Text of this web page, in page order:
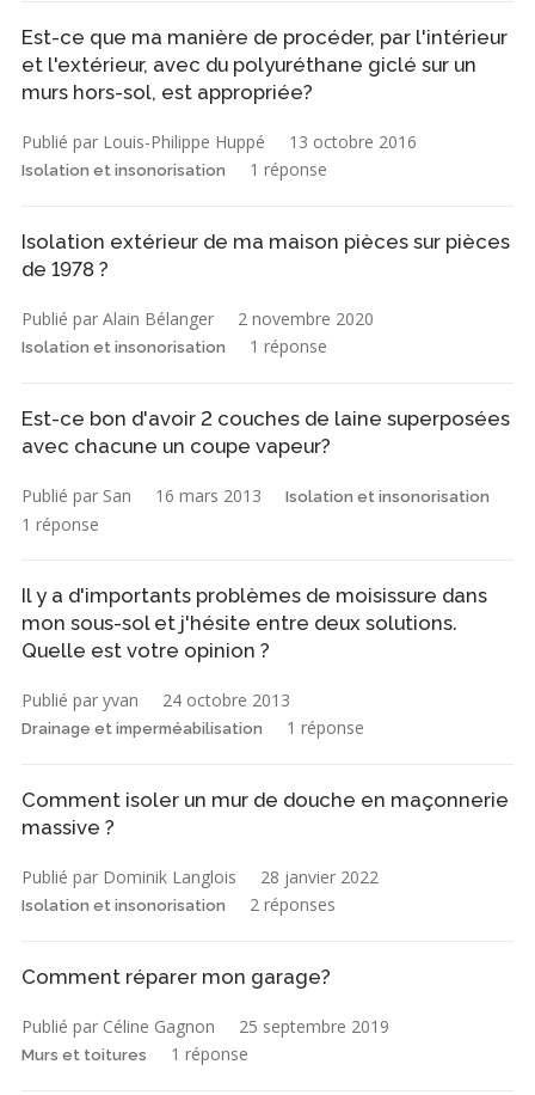
Est-ce que ma manière de procéder, par l'intérieur
et l'extérieur, avec du polyuréthane giclé sur un
murs hors-sol, est appropriée?
Publié par Louis-Philippe Huppé 13 octobre 2016
Isolation et insonorisation 1 réponse
Isolation extérieur de ma maison pièces sur pièces
de 1978 ?
Publié par Alain Bélanger 2 novembre 2020
Isolation et insonorisation 1 réponse
Est-ce bon d'avoir 2 couches de laine superposées
avec chacune un coupe vapeur?
Publié par San 16 mars 2013 Isolation et insonorisation
1 réponse
Il y a d'importants problèmes de moisissure dans
mon sous-sol et j'hésite entre deux solutions.
Quelle est votre opinion ?
Publié par yvan 24 octobre 2013
Drainage et imperméabilisation 1 réponse
Comment isoler un mur de douche en maçonnerie
massive ?
Publié par Dominik Langlois 28 janvier 2022
Isolation et insonorisation 2 réponses
Comment réparer mon garage?
Publié par Céline Gagnon 25 septembre 2019
Murs et toitures 1 réponse